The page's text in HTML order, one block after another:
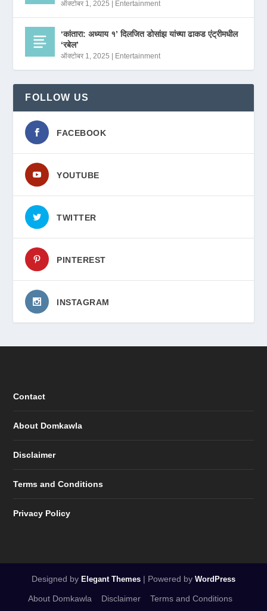
ऑक्टोबर 1, 2025 Entertainment
‘कांतारा: अध्याय १’ दिलजित डोसांझ यांच्या ढाकड एंट्रीमधील
‘रबेल’
ऑक्टोबर 1, 2025 Entertainment
FOLLOW US
FACEBOOK
YOUTUBE
TWITTER
PINTEREST
INSTAGRAM
Contact
About Domkawla
Disclaimer
Terms and Conditions
Privacy Policy
Designed by Elegant Themes | Powered by WordPress
About Domkawla Disclaimer Terms and Conditions